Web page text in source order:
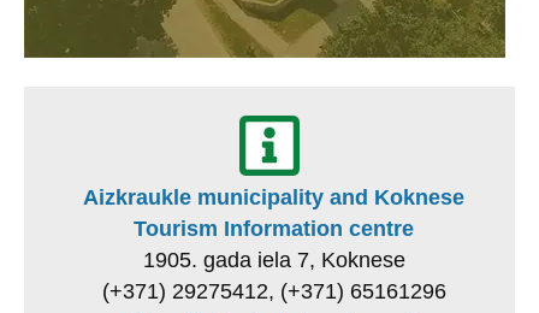
Aizkraukle municipality and Koknese
Tourism Information centre
1905. gada iela 7, Koknese
(+371) 29275412, (+371) 65161296